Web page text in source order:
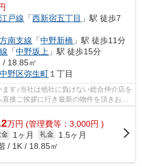
戸線 「西新宿五丁目 」駅 徒歩7
南支線 「中野新橋 」駅 徒歩11分
「中野坂上 」駅 徒歩15分
/ 18.85㎡
中野区弥生町 １丁目
す♪当社は他社に負けない総合仲介店を
接ご挨拶に行き最新の物件を頂きお客
...
万円 (管理費等：3,000円 )
金 1ヶ月 礼金
1.5ヶ月
/ 1K / 18.85㎡